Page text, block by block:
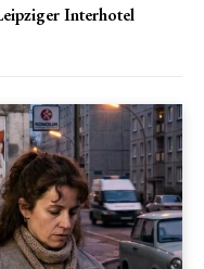
Interhotel